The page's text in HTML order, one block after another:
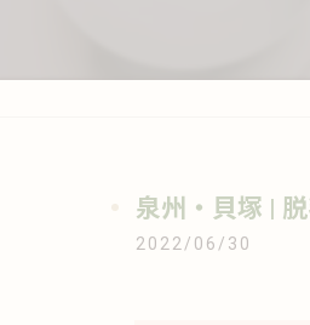
泉州・貝塚 |
2022/06/30